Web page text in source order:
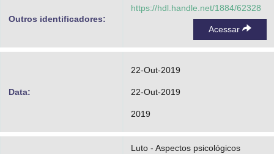
Outros identificadores:
https://hdl.handle.net/1884/62328
Acessar
Data:
22-Out-2019
22-Out-2019
2019
Luto - Aspectos psicológicos